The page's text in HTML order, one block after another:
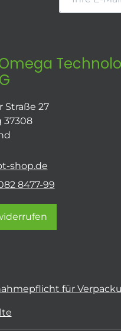
Straße 27
37308
shop.de
8477-99
für